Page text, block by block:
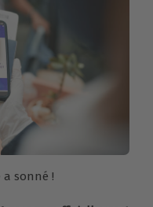
sonné !